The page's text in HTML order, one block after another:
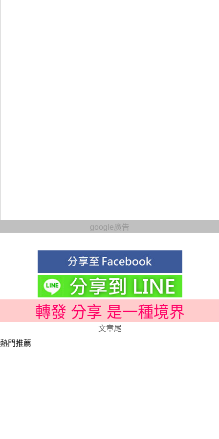
google廣告
轉發 分享 是一種境界
文章尾
熱門推薦